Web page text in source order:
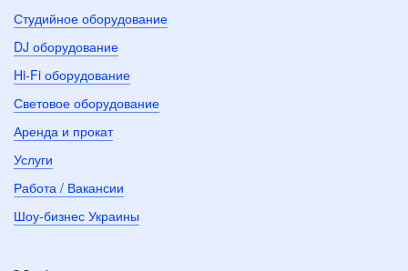
Студийное оборудование
DJ оборудование
Hi-Fi оборудование
Световое оборудование
Аренда и прокат
Услуги
Работа / Вакансии
Шоу-бизнес Украины